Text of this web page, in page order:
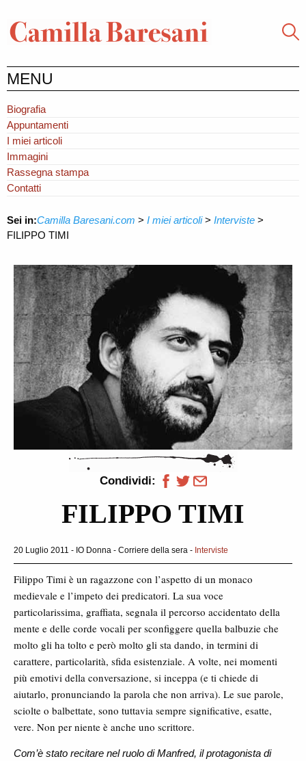
MENU
Biografia
Appuntamenti
I miei articoli
Immagini
Rassegna stampa
Contatti
Sei in:Camilla Baresani.com > I miei articoli> Interviste >
FILIPPO TIMI
Condividi:
FILIPPO TIMI
20 Luglio 2011 - IO Donna - Corriere della sera - Interviste
Filippo Timi è un ragazzone con l’aspetto di un monaco
medievale e l’impeto dei predicatori. La sua voce
particolarissima, graffiata, segnala il percorso accidentato della
mente e delle corde vocali per sconfiggere quella balbuzie che
molto gli ha tolto e però molto gli sta dando, in termini di
carattere, particolarità, sfida esistenziale. A volte, nei momenti
più emotivi della conversazione, si inceppa (e ti chiede di
aiutarlo, pronunciando la parola che non arriva). Le sue parole,
sciolte o balbettate, sono tuttavia sempre significative, esatte,
vere. Non per niente è anche uno scrittore.
Com’è stato recitare nel ruolo di Manfred, il protagonista di